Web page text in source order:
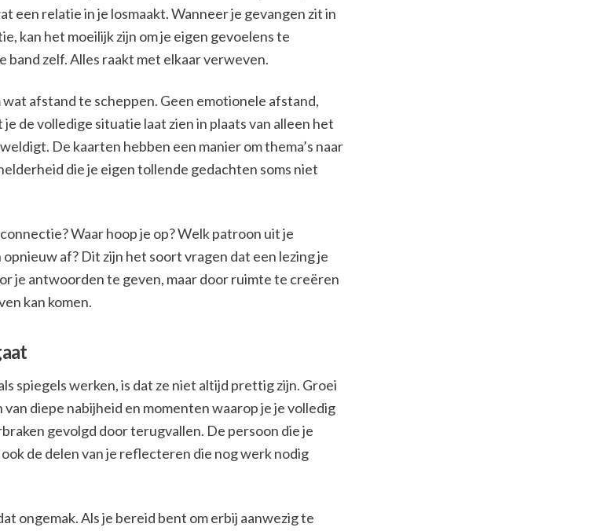
een relatie in je losmaakt. Wanneer je gevangen zit in
kan het moeilijk zijn om je eigen gevoelens te
band zelf. Alles raakt met elkaar verweven.
afstand te scheppen. Geen emotionele afstand,
de volledige situatie laat zien in plaats van alleen het
De kaarten hebben een manier om thema’s naar
die je eigen tollende gedachten soms niet
Waar hoop je op? Welk patroon uit je
af? Dit zijn het soort vragen dat een lezing je
je antwoorden te geven, maar door ruimte te creëren
kan komen.
spiegels werken, is dat ze niet altijd prettig zijn. Groei
van diepe nabijheid en momenten waarop je je volledig
gevolgd door terugvallen. De persoon die je
de delen van je reflecteren die nog werk nodig
ongemak. Als je bereid bent om erbij aanwezig te